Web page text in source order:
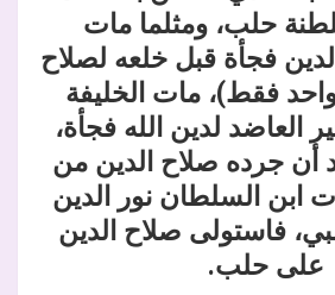
حلب، ومثلما مات
فجأة قبل خلعه لصلاح
واحد فقط)، مات الخليفة
العاضد لدين الله فجأة،
أن جرده صلاح الدين من
ابن السلطان نور الدين
فاستولى صلاح الدين
على حلب.